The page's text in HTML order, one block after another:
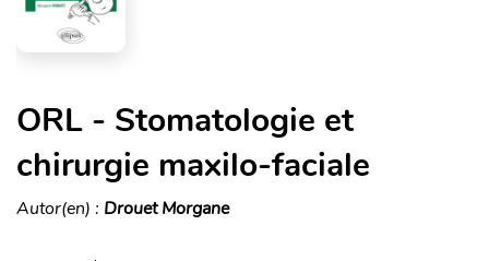
ORL - Stomatologie et
chirurgie maxilo-faciale
Autor(en) : Drouet Morgane